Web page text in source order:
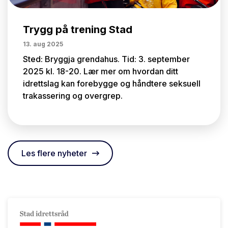
Trygg på trening Stad
13. aug 2025
Sted: Bryggja grendahus. Tid: 3. september
2025 kl. 18-20. Lær mer om hvordan ditt
idrettslag kan forebygge og håndtere seksuell
trakassering og overgrep.
Les flere nyheter